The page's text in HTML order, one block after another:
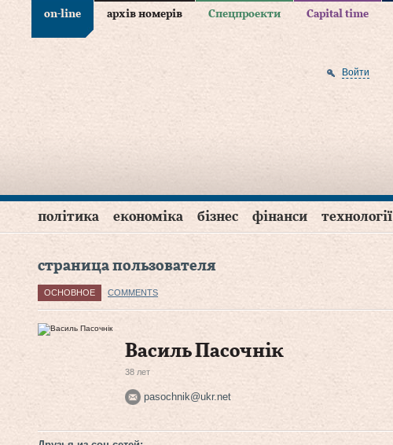
on-line архів номерів Спецпроекти Capital time
Войти
політика економіка бізнес фінанси технології
страница пользователя
ОСНОВНОЕ COMMENTS
Василь Пасочнік
38 лет
pasochnik@ukr.net